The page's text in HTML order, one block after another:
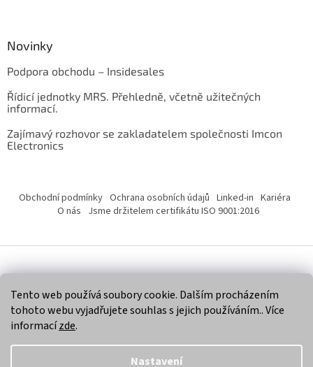
Tento web používá soubory cookie. Dalším procházením
tohoto webu vyjadřujete souhlas s jejich používáním.. Více
informacízde.
Nastavení
Novinky
Podpora obchodu – Insidesales
Řídicí jednotky MRS. Přehledně, včetně užitečných
informací.
Zajímavý rozhovor se zakladatelem společnosti Imcon
Electronics
Obchodní podmínky Ochrana osobních údajů Linked-in Kariéra
O nás Jsme držitelem certifikátu ISO 9001:2016
Copyright 2026